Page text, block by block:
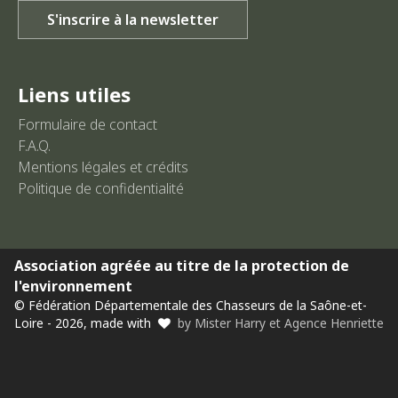
Liens utiles
Formulaire de contact
F.A.Q.
Mentions légales et crédits
Politique de confidentialité
Association agréée au titre de la protection de
l'environnement
© Fédération Départementale des Chasseurs de la Saône-et-
Loire - 2026, made with
by Mister Harry et Agence Henriette